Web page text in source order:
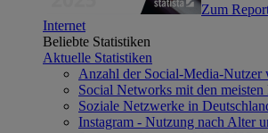
Zum
Internet
Beliebte Statistiken
Aktuelle Statistiken
Anzahl der Social-Media-Nutzer
Social Networks mit den meisten
Soziale Netzwerke in
Instagram - Nutzung nach Alter